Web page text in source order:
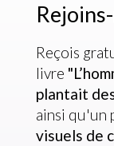
Reçois
livre
plantait
ainsi qu'un
visuels de